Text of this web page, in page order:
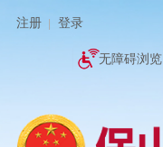
注册 登录
无障碍浏览